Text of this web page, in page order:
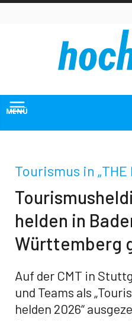
Skip
MENÜ
Tourismus in „THE
helden in
Württemberg
Auf der CMT in
und Teams als
helden 2026“